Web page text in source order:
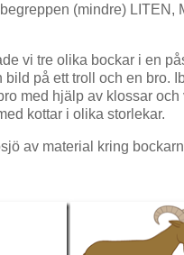
(mindre) LITEN,
vi tre olika bockar i en
på ett troll och en bro.
med hjälp av klossar och
kottar i olika storlekar.
av material kring